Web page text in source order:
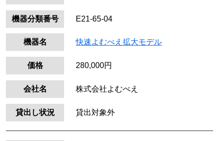
機器分類番号 E21-65-04
機器名 快速よむべえ拡大モデル
価格 280,000円
会社名 株式会社よむべえ
貸出し状況 貸出対象外